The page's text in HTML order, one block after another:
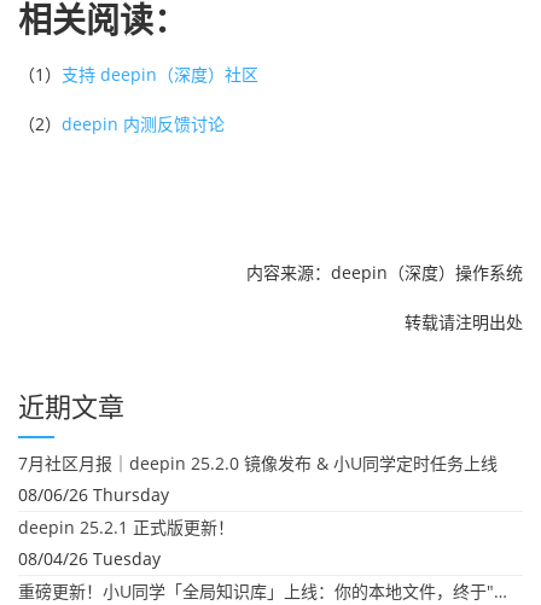
相关阅读：
（1） 支持 deepin（深度）社区
（2） deepin 内测反馈讨论
内容来源：deepin（深度）操作系统
转载请注明出处
近期文章
7月社区月报｜deepin 25.2.0 镜像发布 & 小U同学定时任务上线
08/06/26 Thursday
deepin 25.2.1 正式版更新！
08/04/26 Tuesday
重磅更新！小U同学「全局知识库」上线：你的本地文件，终于"活"起来了